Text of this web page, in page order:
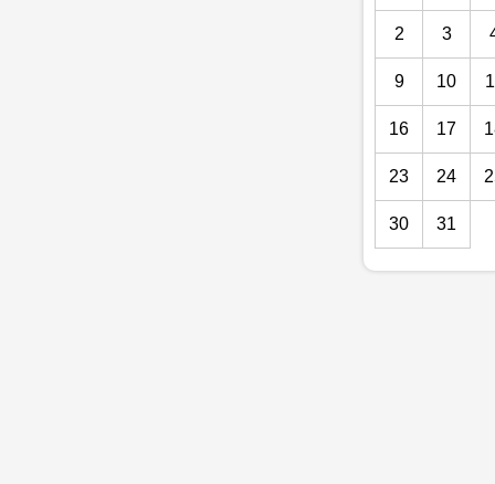
2 3
9 10
16 17
23 24
30 31